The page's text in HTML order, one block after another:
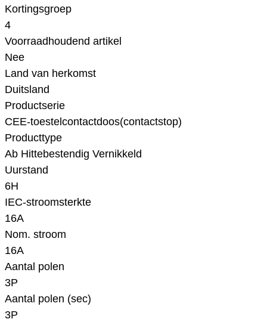
Kortingsgroep
4
Voorraadhoudend artikel
Nee
Land van herkomst
Duitsland
Productserie
CEE-toestelcontactdoos(contactstop)
Producttype
Ab Hittebestendig Vernikkeld
Uurstand
6H
IEC-stroomsterkte
16A
Nom. stroom
16A
Aantal polen
3P
Aantal polen (sec)
3P